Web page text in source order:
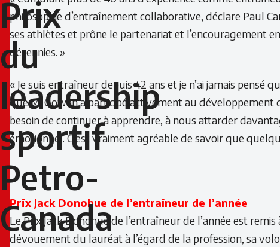
Petro-
Canada
Prix
du
leadership
sportif
Petro-
Canada
philosophie d’entraînement collaborative, déclare Paul
ses athlètes et prône le partenariat et l’encouragement
décennies. »
« Je suis entraîneur depuis 42 ans et je n’ai jamais pensé
que M. Gowan a participé activement au développement
besoin de continuer à apprendre, à nous attarder
émotionnel. C’est vraiment agréable de savoir que
Prix Jack Donohue de l’entraîneur de l’année
Le Prix Jack Donohue de l’entraîneur de l’année est
dévouement du lauréat à l’égard de la profession, sa